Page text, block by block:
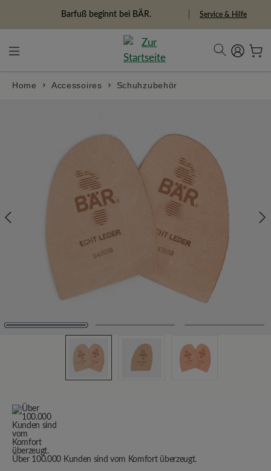
Barfuß beginnt bei BÄR. Service & Hilfe
Home Accessoires Schuhzubehör
Über 100.000 Kunden sind vom Komfort überzeugt.